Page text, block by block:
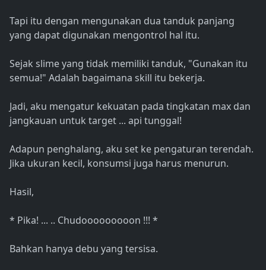
Tapi itu dengan mengunakan dua tanduk panjang
yang dapat digunakan mengontrol hal itu.
Sejak slime yang tidak memiliki tanduk, "Gunakan itu
semua!" Adalah bagaimana skill itu bekerja.
Jadi, aku mengatur kekuatan pada tingkatan max dan
jangkauan untuk target ... api tunggal!
Adapun penghalang, aku set ke pengaturan terendah.
Jika ukuran kecil, konsumsi juga harus menurun.
Hasil,
* Pika! ... .. Chudooooooooon !!! *
Bahkan hanya debu yang tersisa.